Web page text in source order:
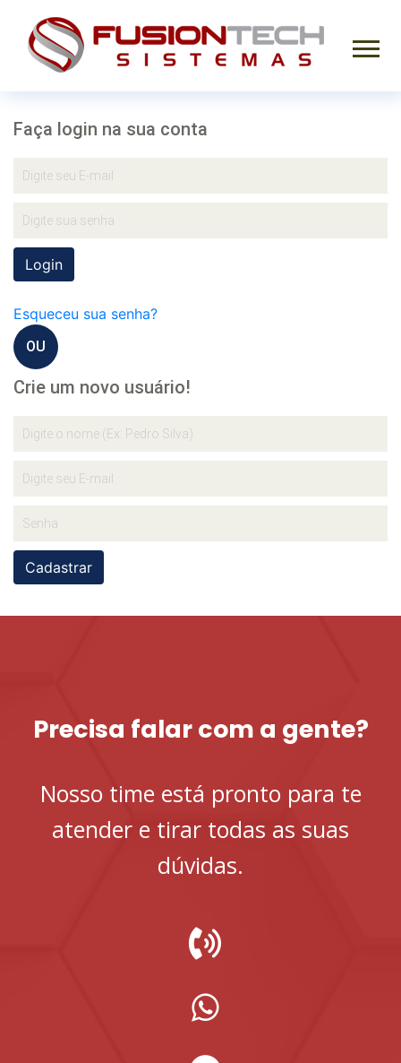
Faça login na sua conta
Login
Esqueceu sua senha?
OU
Crie um novo usuário!
Cadastrar
Precisa falar com a gente?
Nosso time está pronto para te
atender e tirar todas as suas
dúvidas.